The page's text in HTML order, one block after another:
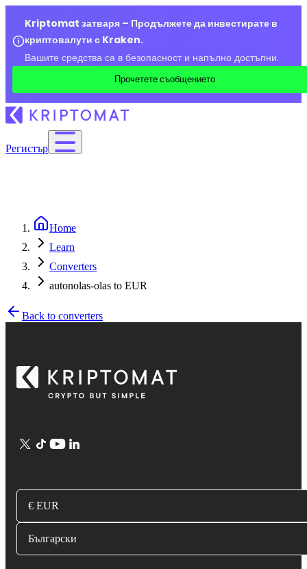
Kriptomat затваря – Продължете да инвестирате в
криптовалути с Kraken.
Вашите средства са в безопасност и напълно достъпни.
Прочетете съобщението
Регистър
Home
Learn
Converters
autonolas-olas to EUR
Back to converters
€ EUR
Български